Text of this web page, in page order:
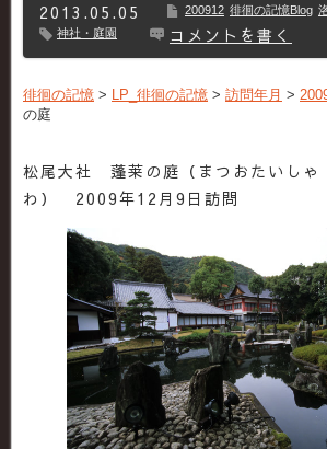
2013.05.05 200912 徘徊の記憶Blog
神社・庭園
コメントを書く
徘徊の記憶 > LP_徘徊の記憶 > 訪問年月 >
の庭
松尾大社 蓬莱の庭（まつおたいし
わ） 2009年12月9日訪問